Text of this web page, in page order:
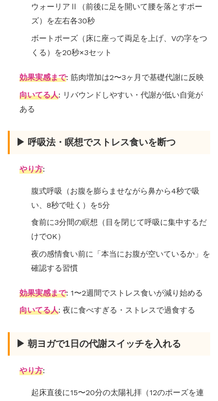
ウォーリアⅡ（前後に足を開いて腰を落とすポー
ズ）を左右各30秒
ボートポーズ（床に座って両足を上げ、Vの字をつ
くる）を20秒×3セット
効果実感まで: 筋肉増加は2〜3ヶ月で基礎代謝に反映
向いてる人: リバウンドしやすい・代謝が低い自覚が
ある
▶ 呼吸法・瞑想でストレス食いを断つ
やり方:
腹式呼吸（お腹を膨らませながら鼻から4秒で吸
い、8秒で吐く）を5分
食前に3分間の瞑想（目を閉じて呼吸に集中するだ
けでOK）
夜の感情食い前に「本当にお腹が空いているか」を
確認する習慣
効果実感まで: 1〜2週間でストレス食いが減り始める
向いてる人: 夜に食べすぎる・ストレスで過食する
▶ 朝ヨガで1日の代謝スイッチを入れる
やり方:
起床直後に15〜20分の太陽礼拝（12のポーズを連